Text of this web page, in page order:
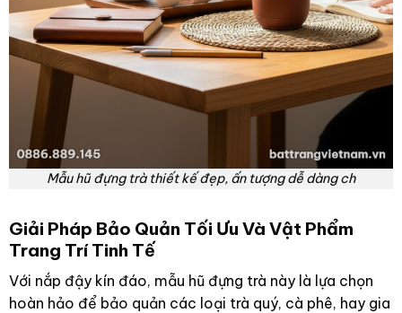
Mẫu hũ đựng trà thiết kế đẹp, ấn tượng dễ dàng ch
Giải Pháp Bảo Quản Tối Ưu Và Vật Phẩm
Trang Trí Tinh Tế
Với nắp đậy kín đáo, mẫu hũ đựng trà này là lựa chọn
hoàn hảo để bảo quản các loại trà quý, cà phê, hay gia